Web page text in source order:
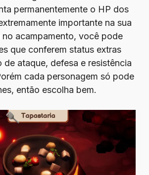
permanentemente o HP dos
importante na sua
no acampamento, você pode
que conferem status extras
de ataque, defesa e resistência
cada personagem só pode
então escolha bem.